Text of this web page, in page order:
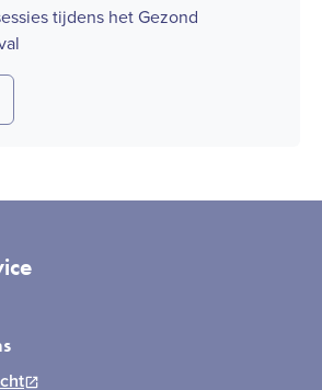
tijdens het Gezond